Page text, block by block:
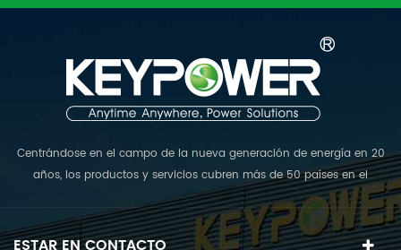
Centrándose en el campo de la nueva generación de energía en 20
años, los productos y servicios cubren más de 50 países en el
mundo. La rampa; El equipo de D reúne a los mejores expertos en
diversos campos y se compromete a proporcionar las mejores
soluciones de plantas de energía fotovoltaica del mundo. <br />
ESTAR EN CONTACTO